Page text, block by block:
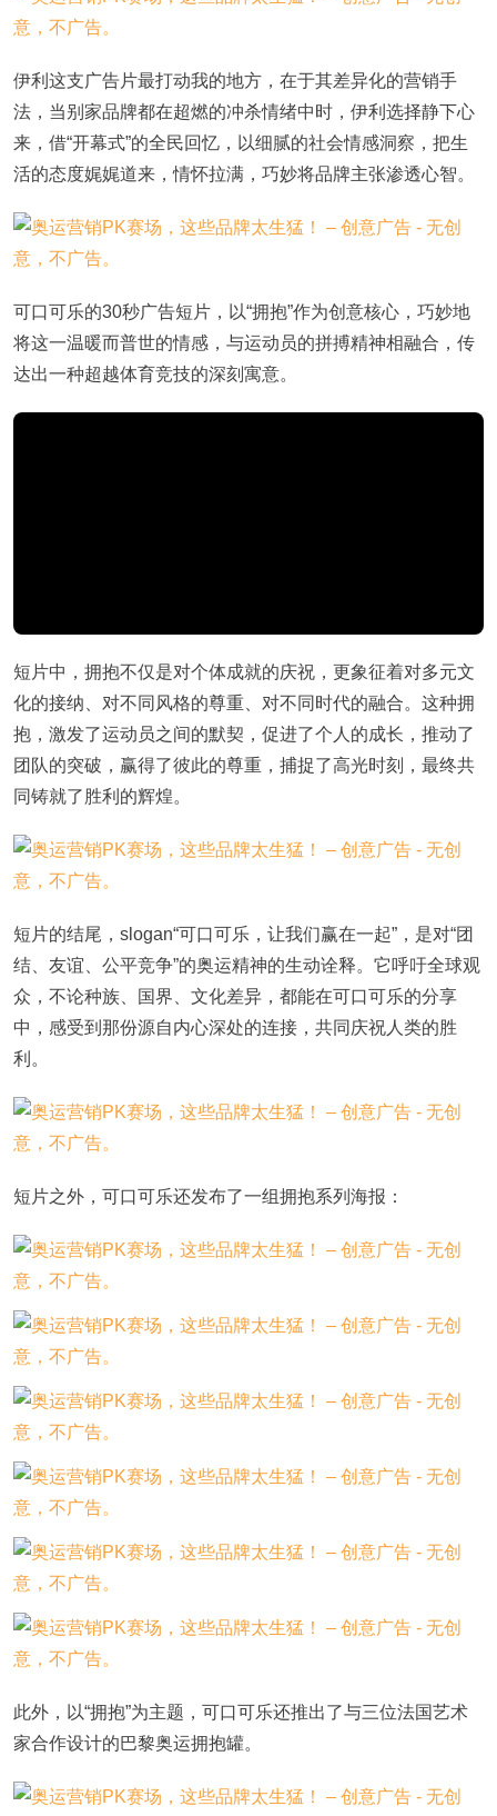
伊利这支广告片最打动我的地方，在于其差异化的营销手
法，当别家品牌都在超燃的冲杀情绪中时，伊利选择静下心
来，借“开幕式”的全民回忆，以细腻的社会情感洞察，把生
活的态度娓娓道来，情怀拉满，巧妙将品牌主张渗透心智。
可口可乐的30秒广告短片，以“拥抱”作为创意核心，巧妙地
将这一温暖而普世的情感，与运动员的拼搏精神相融合，传
达出一种超越体育竞技的深刻寓意。
短片中，拥抱不仅是对个体成就的庆祝，更象征着对多元文
化的接纳、对不同风格的尊重、对不同时代的融合。这种拥
抱，激发了运动员之间的默契，促进了个人的成长，推动了
团队的突破，赢得了彼此的尊重，捕捉了高光时刻，最终共
同铸就了胜利的辉煌。
短片的结尾，slogan“可口可乐，让我们赢在一起”，是对“团
结、友谊、公平竞争”的奥运精神的生动诠释。它呼吁全球观
众，不论种族、国界、文化差异，都能在可口可乐的分享
中，感受到那份源自内心深处的连接，共同庆祝人类的胜
利。
短片之外，可口可乐还发布了一组拥抱系列海报：
此外，以“拥抱”为主题，可口可乐还推出了与三位法国艺术
家合作设计的巴黎奥运拥抱罐。